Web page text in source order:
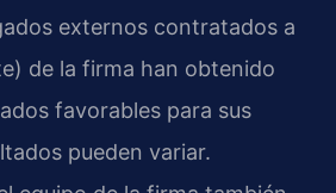
externos contratados a
de la firma han obtenido
favorables para sus
pueden variar.